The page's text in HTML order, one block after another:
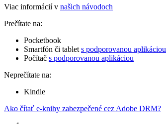
Viac informácií v našich návodoch
Prečítate na:
Pocketbook
Smartfón či tablet s podporovanou aplikáciou
Počítač s podporovanou aplikáciou
Neprečítate na:
Kindle
Ako čítať e-knihy zabezpečené cez Adobe DRM?